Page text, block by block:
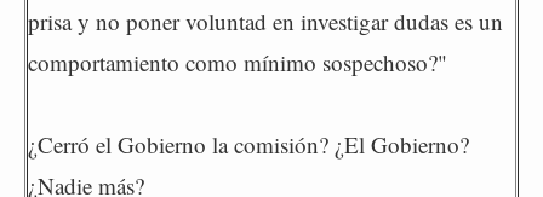
prisa y no poner voluntad en investigar dudas es un
comportamiento como mínimo sospechoso?"
¿Cerró el Gobierno la comisión? ¿El Gobierno?
¿Nadie más?